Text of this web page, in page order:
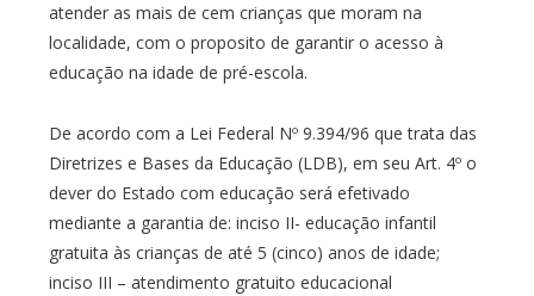
atender as mais de cem crianças que moram na
localidade, com o proposito de garantir o acesso à
educação na idade de pré-escola.
De acordo com a Lei Federal Nº 9.394/96 que trata das
Diretrizes e Bases da Educação (LDB), em seu Art. 4º o
dever do Estado com educação será efetivado
mediante a garantia de: inciso II- educação infantil
gratuita às crianças de até 5 (cinco) anos de idade;
inciso III – atendimento gratuito educacional